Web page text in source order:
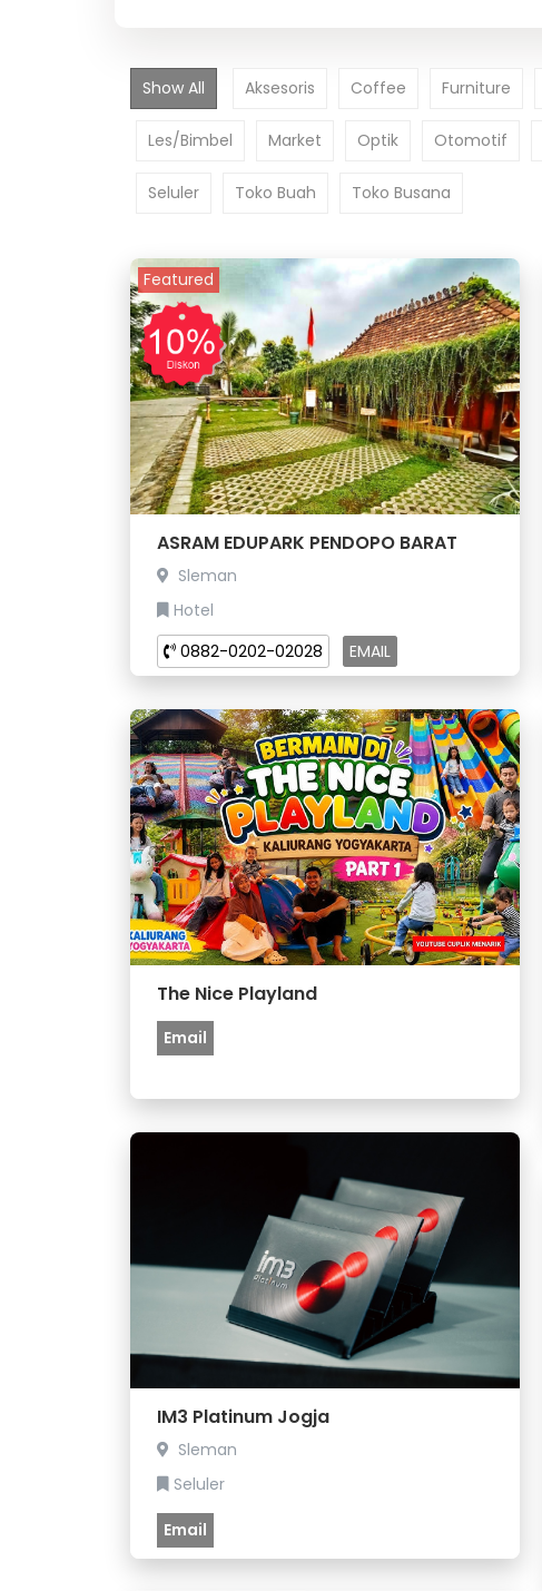
Show All Aksesoris Coffee Furniture
Les/Bimbel Market Optik Otomotif
Seluler Toko Buah Toko Busana
Featured
ASRAM EDUPARK PENDOPO BARAT
Sleman
Hotel
0882-0202-02028
EMAIL
The Nice Playland
Email
IM3 Platinum Jogja
Sleman
Seluler
Email